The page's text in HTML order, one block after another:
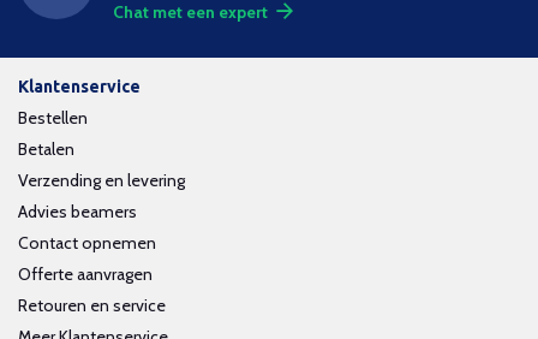
Chat met een expert
Klantenservice
Bestellen
Betalen
Verzending en levering
Advies beamers
Contact opnemen
Offerte aanvragen
Retouren en service